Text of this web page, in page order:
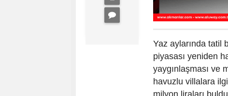
Yaz aylarında tatil
piyasası yeniden
yaygınlaşması ve
havuzlu villalara
milyon liraları buldu.